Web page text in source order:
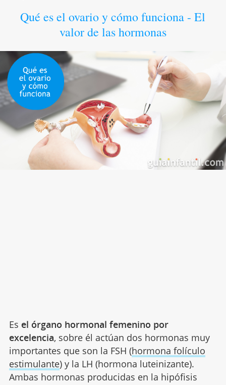
Qué es el ovario y cómo funciona - El
valor de las hormonas
Es el órgano hormonal femenino por
excelencia, sobre él actúan dos hormonas muy
importantes que son la FSH (hormona folículo
estimulante) y la LH (hormona luteinizante).
Ambas hormonas producidas en la hipófisis